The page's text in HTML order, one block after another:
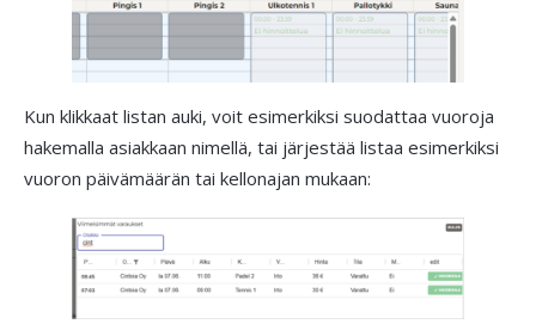
Kun klikkaat listan auki, voit esimerkiksi suodattaa vuoroja
hakemalla asiakkaan nimellä, tai järjestää listaa esimerkiksi
vuoron päivämäärän tai kellonajan mukaan: